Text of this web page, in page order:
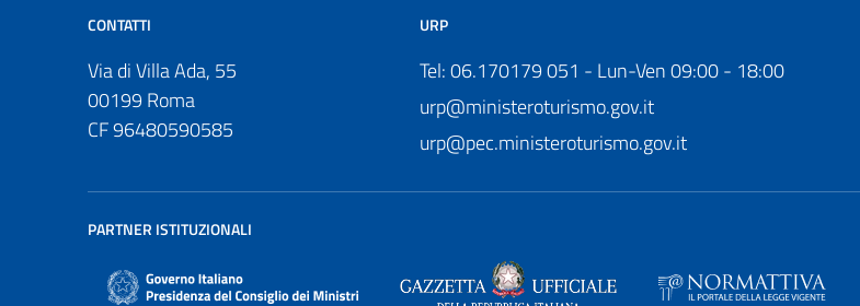
CONTATTI
Via di Villa Ada, 55
00199 Roma
CF 96480590585
URP
Tel: 06.170179 051 - Lun-Ven 09:00 - 18:00
urp@ministeroturismo.gov.it
urp@pec.ministeroturismo.gov.it
PARTNER ISTITUZIONALI